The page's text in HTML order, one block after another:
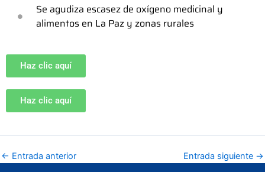
Se agudiza escasez de oxígeno medicinal y
alimentos en La Paz y zonas rurales
Haz clic aquí
Haz clic aquí
← Entrada anterior Entrada siguiente →